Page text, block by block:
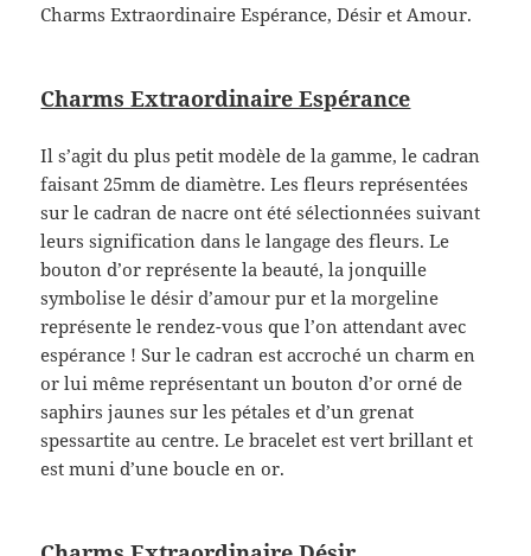
Charms Extraordinaire Espérance, Désir et Amour.
Charms Extraordinaire Espérance
Il s’agit du plus petit modèle de la gamme, le cadran
faisant 25mm de diamètre. Les fleurs représentées
sur le cadran de nacre ont été sélectionnées suivant
leurs signification dans le langage des fleurs. Le
bouton d’or représente la beauté, la jonquille
symbolise le désir d’amour pur et la morgeline
représente le rendez-vous que l’on attendant avec
espérance ! Sur le cadran est accroché un charm en
or lui même représentant un bouton d’or orné de
saphirs jaunes sur les pétales et d’un grenat
spessartite au centre. Le bracelet est vert brillant et
est muni d’une boucle en or.